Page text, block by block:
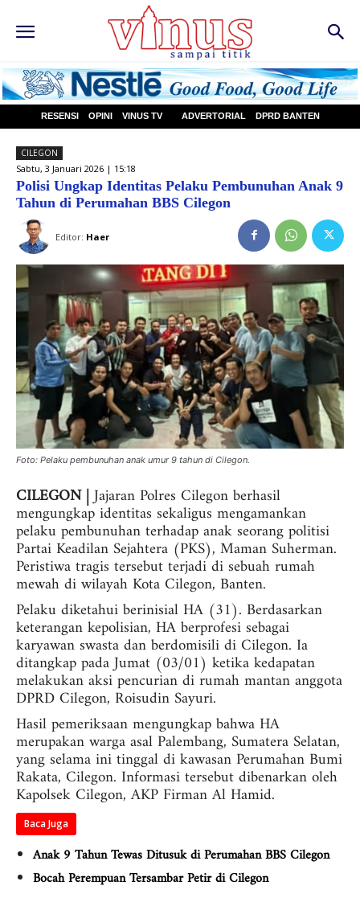
RESENSI OPINI VINUS TV ADVERTORIAL DPRD BANTEN
CILEGON
Sabtu, 3 Januari 2026 | 15:18
Polisi Ungkap Identitas Pelaku Pembunuhan Anak 9
Tahun di Perumahan BBS Cilegon
Editor: Haer
Foto: Pelaku pembunuhan anak umur 9 tahun di Cilegon.
CILEGON |Jajaran Polres Cilegon berhasil
mengungkap identitas sekaligus mengamankan
pelaku pembunuhan terhadap anak seorang politisi
Partai Keadilan Sejahtera (PKS), Maman Suherman.
Peristiwa tragis tersebut terjadi di sebuah rumah
mewah di wilayah Kota Cilegon, Banten.
Pelaku diketahui berinisial HA (31). Berdasarkan
keterangan kepolisian, HA berprofesi sebagai
karyawan swasta dan berdomisili di Cilegon. Ia
ditangkap pada Jumat (03/01) ketika kedapatan
melakukan aksi pencurian di rumah mantan anggota
DPRD Cilegon, Roisudin Sayuri.
Hasil pemeriksaan mengungkap bahwa HA
merupakan warga asal Palembang, Sumatera Selatan,
yang selama ini tinggal di kawasan Perumahan Bumi
Rakata, Cilegon. Informasi tersebut dibenarkan oleh
Kapolsek Cilegon, AKP Firman Al Hamid.
Baca Juga
Anak 9 Tahun Tewas Ditusuk di Perumahan BBS Cilegon
Bocah Perempuan Tersambar Petir di Cilegon